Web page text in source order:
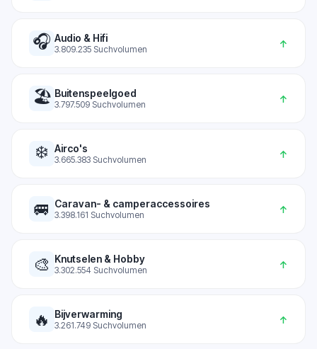
🎧 Audio & Hifi
3.809.235 Suchvolumen ↑
🏖️ Buitenspeelgoed
3.797.509 Suchvolumen ↑
❄️ Airco's
3.665.383 Suchvolumen ↑
🚐 Caravan- & camperaccessoires
3.398.161 Suchvolumen ↑
🎨 Knutselen & Hobby
3.302.554 Suchvolumen ↑
🔥 Bijverwarming
3.261.749 Suchvolumen ↑